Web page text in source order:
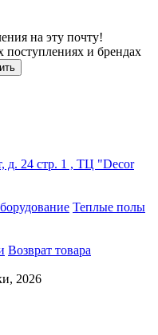
на эту почту!
и брендах
д. 24 стр. 1 , ТЦ "Decor
Теплые полы
Возврат товара
2026